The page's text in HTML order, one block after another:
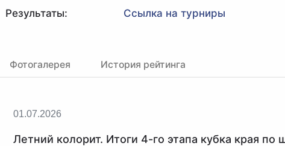
Результаты: Ссылка на турниры
Фотогалерея История рейтинга
01.07.2026
Летний колорит. Итоги 4-го этапа кубка края по